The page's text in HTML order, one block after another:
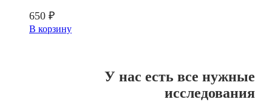
650 ₽
В корзину
У нас есть все нужные
исследования